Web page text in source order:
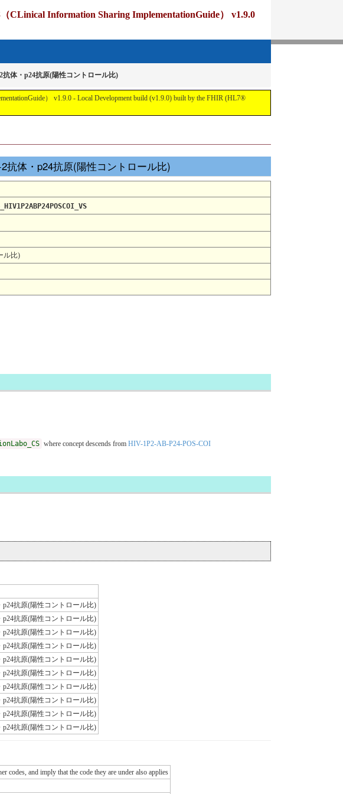
Information Sharing ImplementationGuide） v1.9.0
体・p24抗原(陽性コントロール比)
） v1.9.0 - Local Development build (v1.9.0) built by the FHIR (HL7®
抗体・p24抗原(陽性コントロール比)
ル比)
where concept descends from HIV-1P2-AB-P24-POS-COI
p24抗原(陽性コントロール比)
p24抗原(陽性コントロール比)
p24抗原(陽性コントロール比)
p24抗原(陽性コントロール比)
p24抗原(陽性コントロール比)
p24抗原(陽性コントロール比)
p24抗原(陽性コントロール比)
p24抗原(陽性コントロール比)
p24抗原(陽性コントロール比)
p24抗原(陽性コントロール比)
codes, and imply that the code they are under also applies